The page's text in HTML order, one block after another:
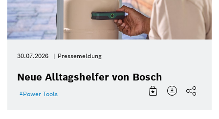
30.07.2026 Pressemeldung
Neue Alltagshelfer von Bosch
Power Tools